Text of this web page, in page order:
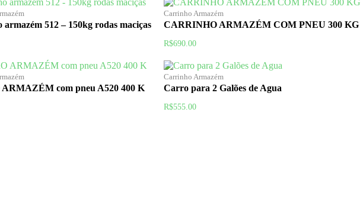
512 – 150kg rodas maciças
Carrinho Armazém
CARRINHO ARMAZÉM COM PNEU 300 KG
R$690.00
com pneu A520 400 K
Carrinho Armazém
Carro para 2 Galões de Agua
R$555.00